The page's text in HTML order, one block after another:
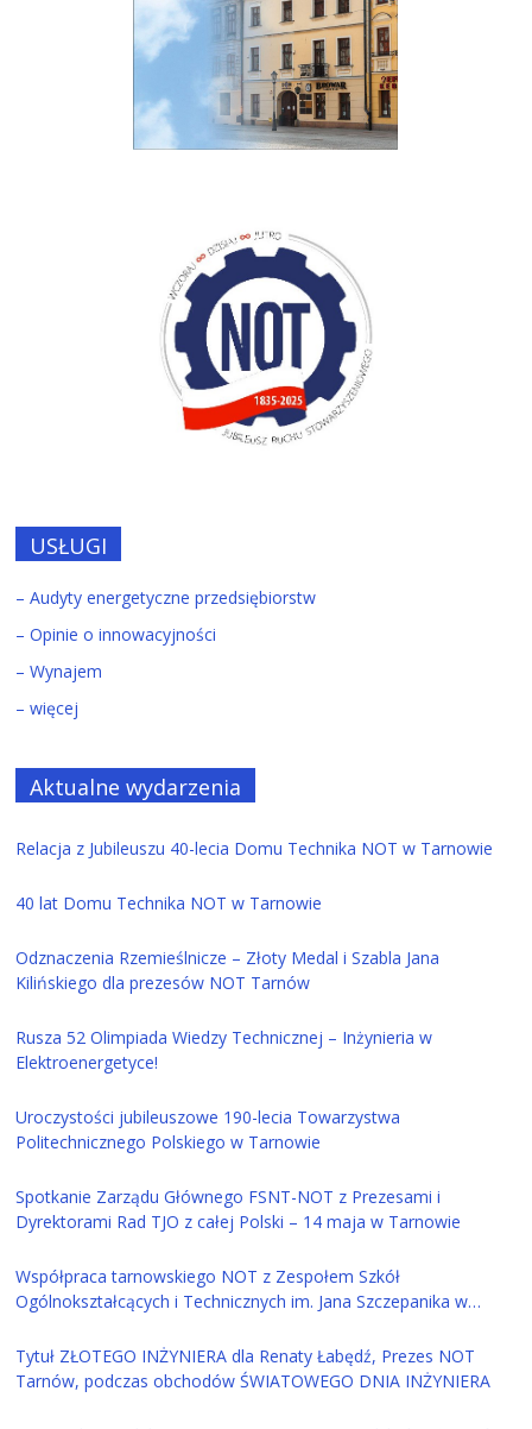
USŁUGI
– Audyty energetyczne przedsiębiorstw
– Opinie o innowacyjności
– Wynajem
– więcej
Aktualne wydarzenia
Relacja z Jubileuszu 40-lecia Domu Technika NOT w Tarnowie
40 lat Domu Technika NOT w Tarnowie
Odznaczenia Rzemieślnicze – Złoty Medal i Szabla Jana
Kilińskiego dla prezesów NOT Tarnów
Rusza 52 Olimpiada Wiedzy Technicznej – Inżynieria w
Elektroenergetyce!
Uroczystości jubileuszowe 190-lecia Towarzystwa
Politechnicznego Polskiego w Tarnowie
Spotkanie Zarządu Głównego FSNT-NOT z Prezesami i
Dyrektorami Rad TJO z całej Polski – 14 maja w Tarnowie
Współpraca tarnowskiego NOT z Zespołem Szkół
Ogólnokształcących i Technicznych im. Jana Szczepanika w
Tytuł ZŁOTEGO INŻYNIERA dla Renaty Łabędź, Prezes NOT
Tarnów, podczas obchodów ŚWIATOWEGO DNIA INŻYNIERA